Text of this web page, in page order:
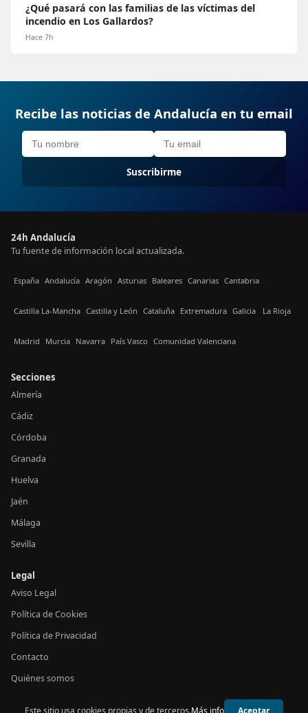
¿Qué pasará con las familias de las víctimas del
incendio en Los Gallardos?
Hace 7h
Recibe las noticias de Andalucía en tu email
Suscribirme
24h Andalucía
Tu fuente de información local actualizada.
España Andalucía Aragón Asturias Baleares Canarias Cantabria
Castilla La-Mancha Castilla y León Cataluña Extremadura Galicia La Rioja
Madrid Murcia Navarra País Vasco Comunidad Valenciana
Secciones
Almería
Cádiz
Córdoba
Granada
Huelva
Jaén
Málaga
Sevilla
Legal
Aviso Legal
Política de Cookies
Política de Privacidad
Contacto
Quiénes somos
Este sitio usa cookies propias y de terceros.Más info Aceptar